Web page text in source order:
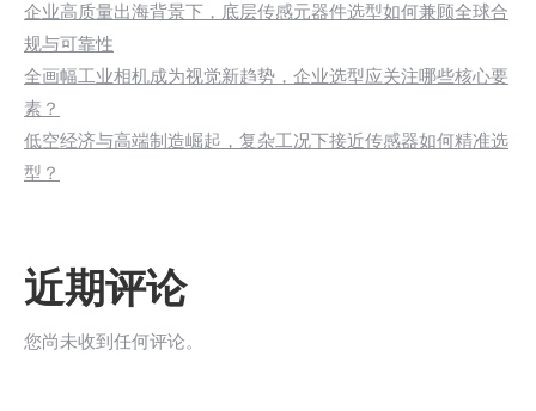
企业高质量出海背景下，底层传感元器件选型如何兼顾全球合
规与可靠性
全画幅工业相机成为视觉新趋势，企业选型应关注哪些核心要
素？
低空经济与高端制造崛起，复杂工况下接近传感器如何精准选
型？
近期评论
您尚未收到任何评论。